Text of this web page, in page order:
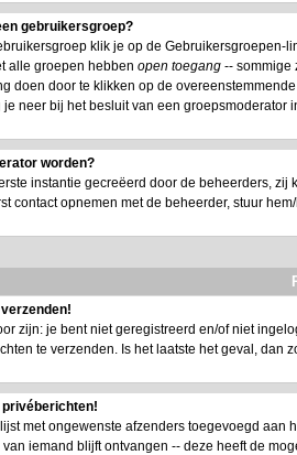
gebruikersgroep?
klik je op de
alle groepen hebben open toegang -- sommige
doen door te klikken op de
neer bij het besluit van een
worden?
instantie gecreëerd door de beheerders,
contact opnemen met de beheerder, stuur
zijn: je bent niet geregistreerd en/of niet
te verzenden. Is het laatste het geval, dan
privéberichten!
met ongewenste afzenders toegevoegd
iemand blijft ontvangen -- deze heeft de